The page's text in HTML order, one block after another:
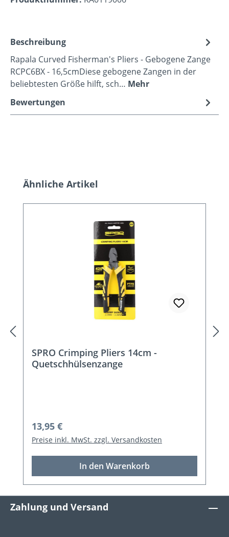
Beschreibung
Rapala Curved Fisherman's Pliers - Gebogene Zange
RCPC6BX - 16,5cmDiese gebogene Zangen in der
beliebtesten Größe hilft, sch… Mehr
Bewertungen
Produktgalerie überspringen
Ähnliche Artikel
SPRO Crimping Pliers 14cm -
Quetschhülsenzange
Regulärer Preis:
13,95 €
Preise inkl. MwSt. zzgl. Versandkosten
In den Warenkorb
Zahlung und Versand